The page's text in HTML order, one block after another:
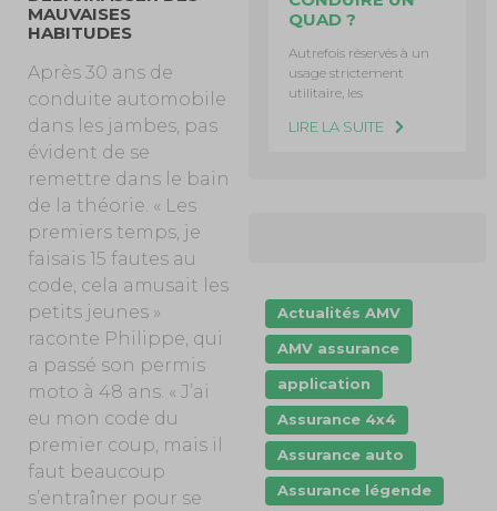
MAUVAISES
HABITUDES
Après 30 ans de
conduite automobile
dans les jambes, pas
évident de se
remettre dans le bain
de la théorie. « Les
premiers temps, je
faisais 15 fautes au
code, cela amusait les
petits jeunes »
raconte Philippe, qui
a passé son permis
moto à 48 ans. « J’ai
eu mon code du
premier coup, mais il
faut beaucoup
s’entraîner pour se
QUAD ?
Autrefois réservés à un
usage strictement
utilitaire, les
LIRE LA SUITE
Actualités AMV
AMV assurance
application
Assurance 4x4
Assurance auto
Assurance légende